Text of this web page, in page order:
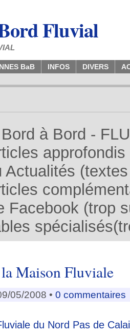
Fluvial
BaB INFOS DIVERS
à Bord -
Actualités
Facebook (trop
Maison Fluviale
05/2008 • 0 commentaires
du Nord Pas de